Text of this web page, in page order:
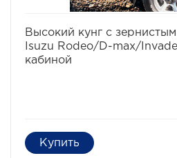
Высокий кунг с
Isuzu Rodeo/D-max/
кабиной